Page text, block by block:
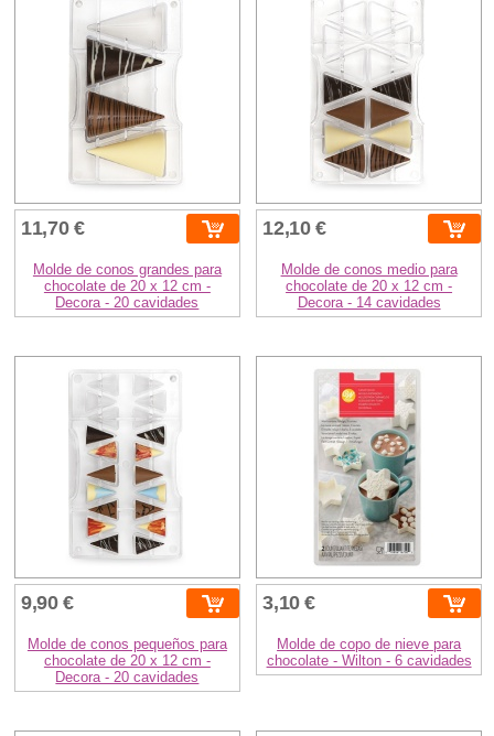
11,70 €
Molde de conos grandes para
chocolate de 20 x 12 cm -
Decora - 20 cavidades
12,10 €
Molde de conos medio para
chocolate de 20 x 12 cm -
Decora - 14 cavidades
9,90 €
Molde de conos pequeños para
chocolate de 20 x 12 cm -
Decora - 20 cavidades
3,10 €
Molde de copo de nieve para
chocolate - Wilton - 6 cavidades